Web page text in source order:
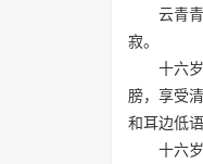
云青青
寂。
十六岁
膀，享受
和耳边低
十六岁